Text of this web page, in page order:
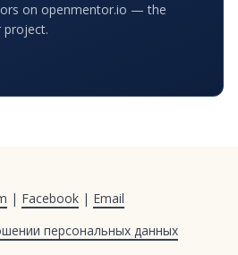
on openmentor.io — the
project.
| Facebook| Email
персональных данных